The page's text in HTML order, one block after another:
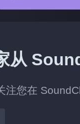
从
您在